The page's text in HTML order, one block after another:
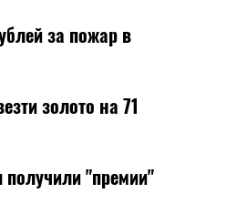
за пожар в
золото на 71
получили "премии"